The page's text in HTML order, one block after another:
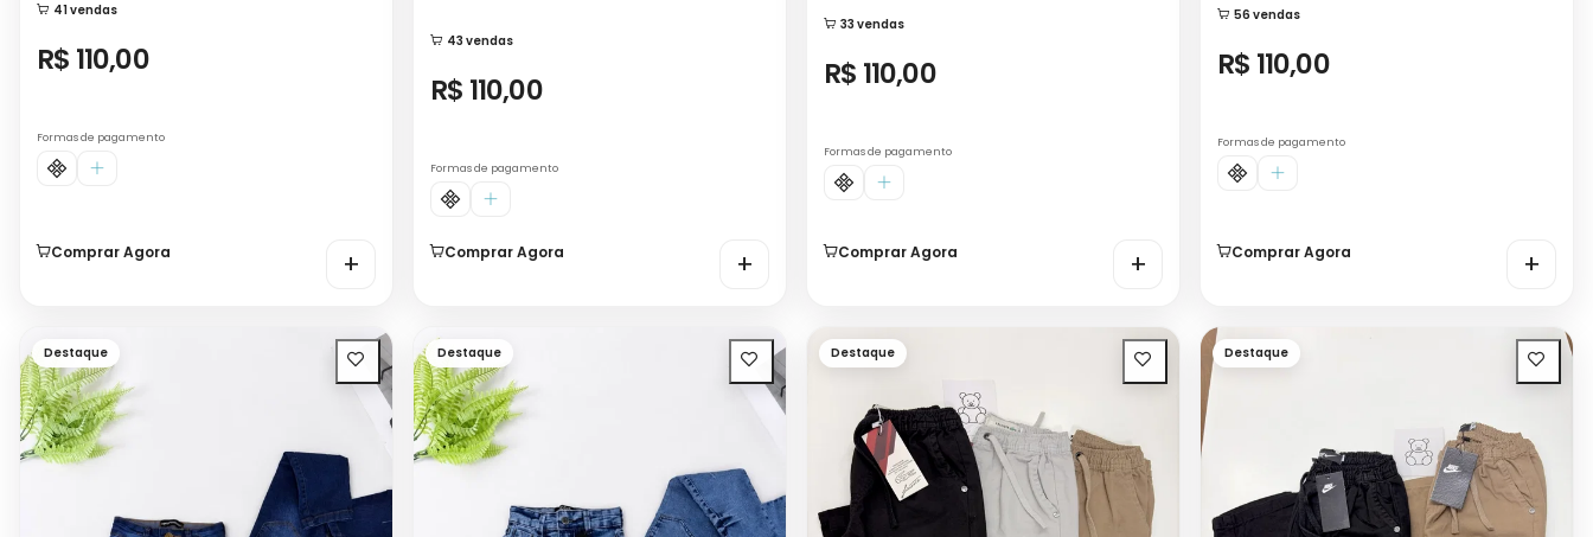
41 vendas
R$ 110,00
Formas de pagamento
Comprar Agora +
43 vendas
R$ 110,00
Formas de pagamento
Comprar Agora +
33 vendas
R$ 110,00
Formas de pagamento
Comprar Agora +
56 vendas
R$ 110,00
Formas de pagamento
Comprar Agora +
Destaque Destaque Destaque Destaque